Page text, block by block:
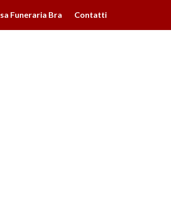
Funeraria Bra Contatti
Ulteriori informazioni